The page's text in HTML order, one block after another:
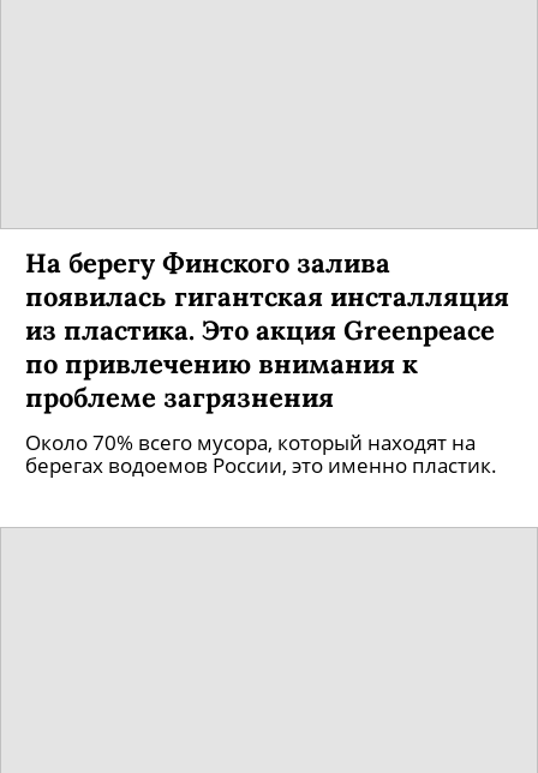
На берегу Финского залива
появилась гигантская инсталляция
из пластика. Это акция Greenpeace
по привлечению внимания к
проблеме загрязнения
Около 70% всего мусора, который находят на
берегах водоемов России, это именно пластик.